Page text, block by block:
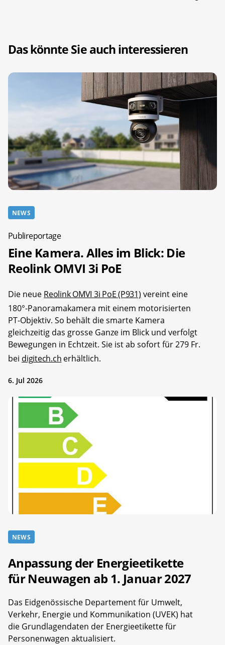
Das könnte Sie auch interessieren
NEWS
Publireportage
Eine Kamera. Alles im Blick: Die
Reolink OMVI 3i PoE
Die neue Reolink OMVI 3i PoE (P931) vereint eine
180°-Panoramakamera mit einem motorisierten
PT-Objektiv. So behält die smarte Kamera
gleichzeitig das grosse Ganze im Blick und verfolgt
Bewegungen in Echtzeit. Sie ist ab sofort für 279 Fr.
bei digitech.ch erhältlich.
6. Jul 2026
NEWS
Anpassung der Energieetikette
für Neuwagen ab 1. Januar 2027
Das Eidgenössische Departement für Umwelt,
Verkehr, Energie und Kommunikation (UVEK) hat
die Grundlagendaten der Energieetikette für
Personenwagen aktualisiert.